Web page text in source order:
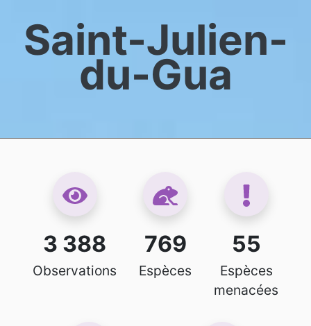
Saint-Julien-
du-Gua
3 388
Observations
769
Espèces
55
Espèces
menacées